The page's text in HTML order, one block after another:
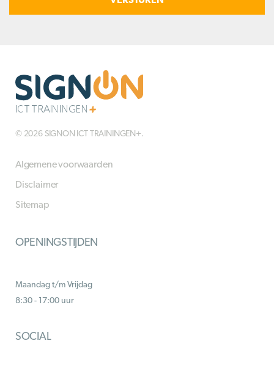
© 2026 SIGNON ICT TRAININGEN+.
Algemene voorwaarden
Disclaimer
Sitemap
OPENINGSTIJDEN
Maandag t/m Vrijdag
8:30 - 17:00 uur
SOCIAL